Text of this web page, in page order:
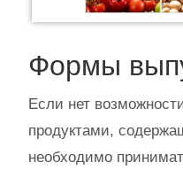
Формы
Если нет
продуктами,
необходимо